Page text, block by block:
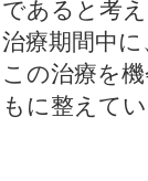
であると考
治療期間中
この治療を
もに整えて